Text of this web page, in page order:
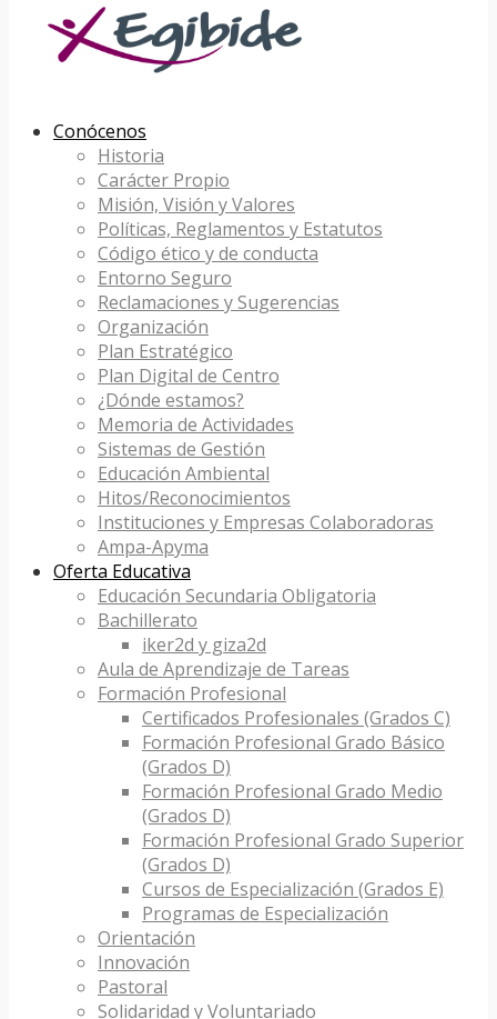
Conócenos
Historia
Carácter Propio
Misión, Visión y Valores
Políticas, Reglamentos y Estatutos
Código ético y de conducta
Entorno Seguro
Reclamaciones y Sugerencias
Organización
Plan Estratégico
Plan Digital de Centro
¿Dónde estamos?
Memoria de Actividades
Sistemas de Gestión
Educación Ambiental
Hitos/Reconocimientos
Instituciones y Empresas Colaboradoras
Ampa-Apyma
Oferta Educativa
Educación Secundaria Obligatoria
Bachillerato
iker2d y giza2d
Aula de Aprendizaje de Tareas
Formación Profesional
Certificados Profesionales (Grados C)
Formación Profesional Grado Básico
(Grados D)
Formación Profesional Grado Medio
(Grados D)
Formación Profesional Grado Superior
(Grados D)
Cursos de Especialización (Grados E)
Programas de Especialización
Orientación
Innovación
Pastoral
Solidaridad y Voluntariado